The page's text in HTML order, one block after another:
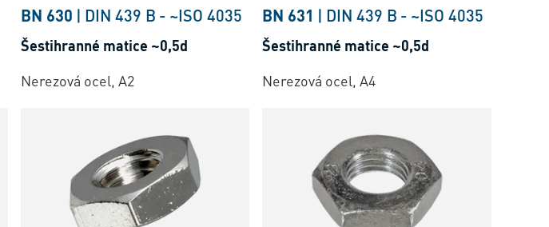
BN 630 | DIN 439 B - ~ISO 4035
Šestihranné matice ~0,5d
Nerezová ocel, A2
BN 631 | DIN 439 B - ~ISO 4035
Šestihranné matice ~0,5d
Nerezová ocel, A4